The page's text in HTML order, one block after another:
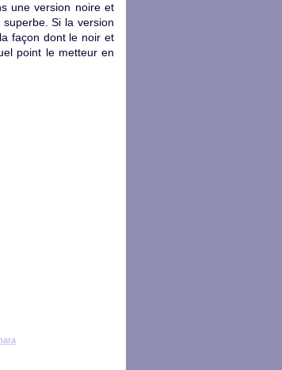
une version noire et
Si la version
façon dont le noir et
point le metteur en